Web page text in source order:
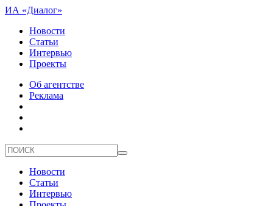
ИА «Диалог»
Новости
Статьи
Интервью
Проекты
Об агентстве
Реклама
Новости
Статьи
Интервью